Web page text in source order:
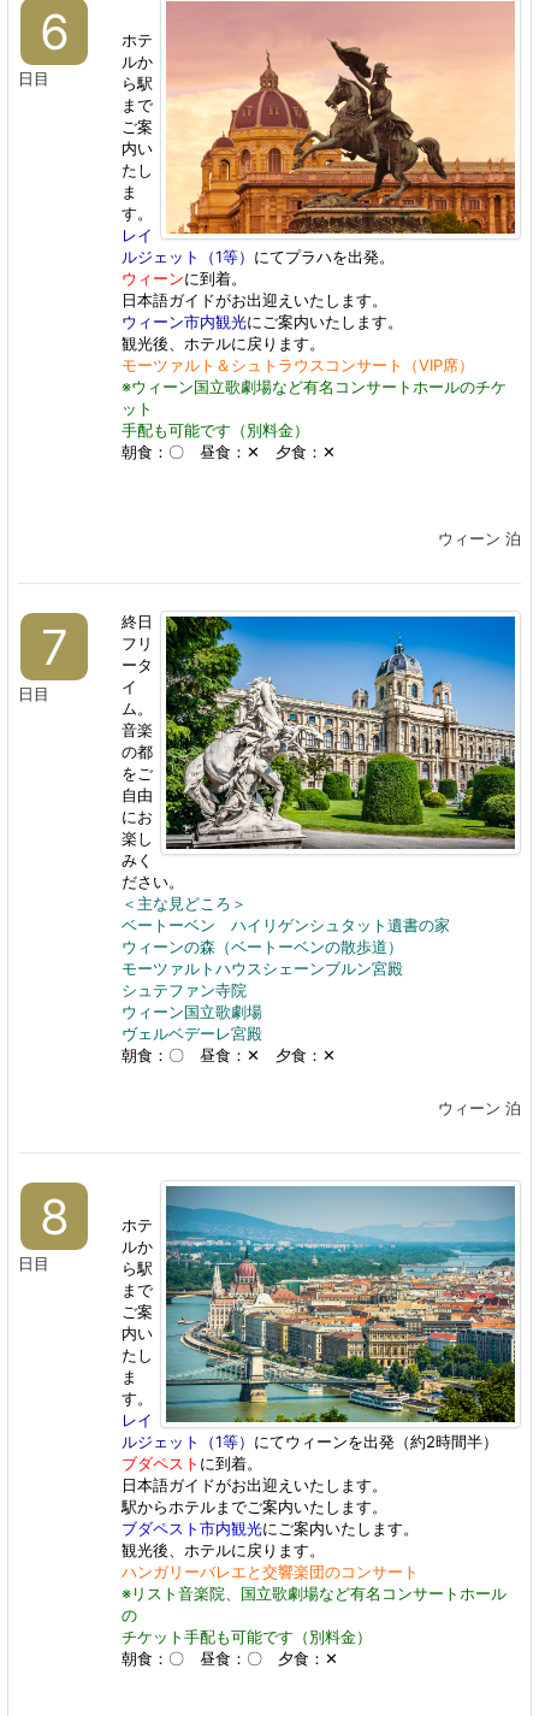
6
日目
ホテ
ルか
ら駅
まで
ご案
内い
たし
ま
す。
レイ
ルジェット（1等） にてプラハを出発。
ウィーンに到着。
日本語ガイドがお出迎えいたします。
ウィーン市内観光にご案内いたします。
観光後、ホテルに戻ります。
モーツァルト＆シュトラウスコンサート（VIP席）
※ウィーン国立歌劇場など有名コンサートホールのチケ
ット
手配も可能です（別料金）
朝食：〇 昼食：✕ 夕食：✕
ウィーン 泊
7
日目
終日
フリ
ータ
イ
ム。
音楽
の都
をご
自由
にお
楽し
みく
ださい。
＜主な見どころ＞
ベートーベン ハイリゲンシュタット遺書の家
ウィーンの森（ベートーベンの散歩道）
モーツァルトハウスシェーンブルン宮殿
シュテファン寺院
ウィーン国立歌劇場
ヴェルベデーレ宮殿
朝食：〇 昼食：✕ 夕食：✕
ウィーン 泊
8
日目
ホテ
ルか
ら駅
まで
ご案
内い
たし
ま
す。
レイ
ルジェット（1等） にてウィーンを出発 （約2時間半）
ブダペスト に到着。
日本語ガイドがお出迎えいたします。
駅からホテルまでご案内いたします。
ブダペスト市内観光にご案内いたします。
観光後、ホテルに戻ります。
ハンガリーバレエと交響楽団のコンサート
※リスト音楽院、国立歌劇場など有名コンサートホール
の
チケット手配も可能です（別料金）
朝食：〇 昼食： 〇 夕食：✕